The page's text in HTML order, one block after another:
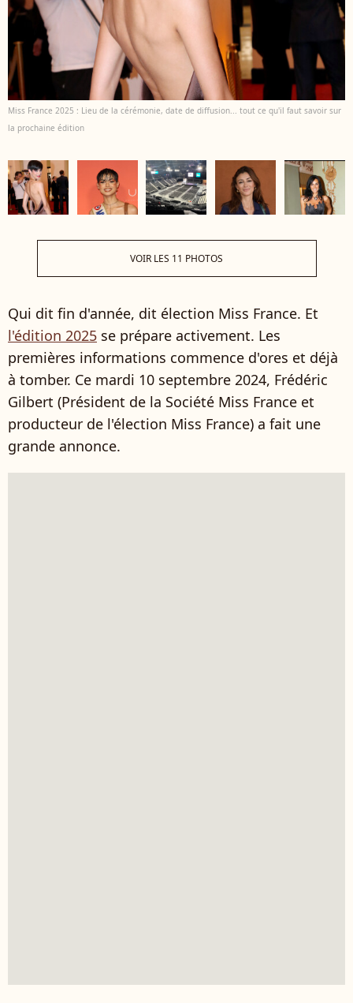
Miss France 2025 : Lieu de la cérémonie, date de diffusion... tout ce qu'il faut savoir sur
la prochaine édition
VOIR LES 11 PHOTOS
Qui dit fin d'année, dit élection Miss France. Et
l'édition 2025 se prépare activement. Les
premières informations commence d'ores et déjà
à tomber. Ce mardi 10 septembre 2024, Frédéric
Gilbert (Président de la Société Miss France et
producteur de l'élection Miss France) a fait une
grande annonce.